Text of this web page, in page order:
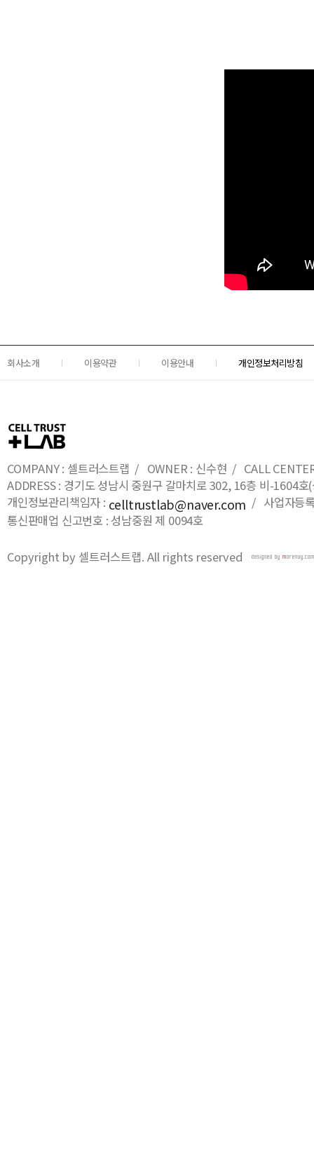
회사소개 이용약관 이용안내 개인정보처리방침
COMPANY : 셀트러스트랩 / OWNER : 신수현 / CALL
ADDRESS : 경기도 성남시 중원구 갈마치로 302, 16층 비-1604
개인정보관리책임자 : celltrustlab@naver.com / 사업자등
통신판매업 신고번호 : 성남중원 제 0094호
Copyright by 셀트러스트랩. All rights reserved